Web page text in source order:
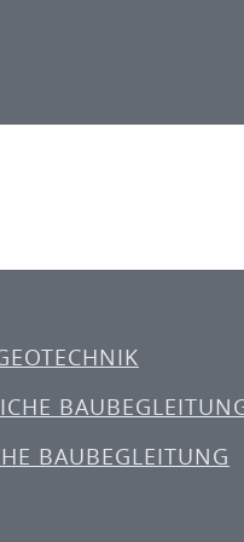
BAUBEGLEITUNG